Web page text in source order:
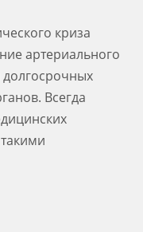
криза
артериального
Всегда